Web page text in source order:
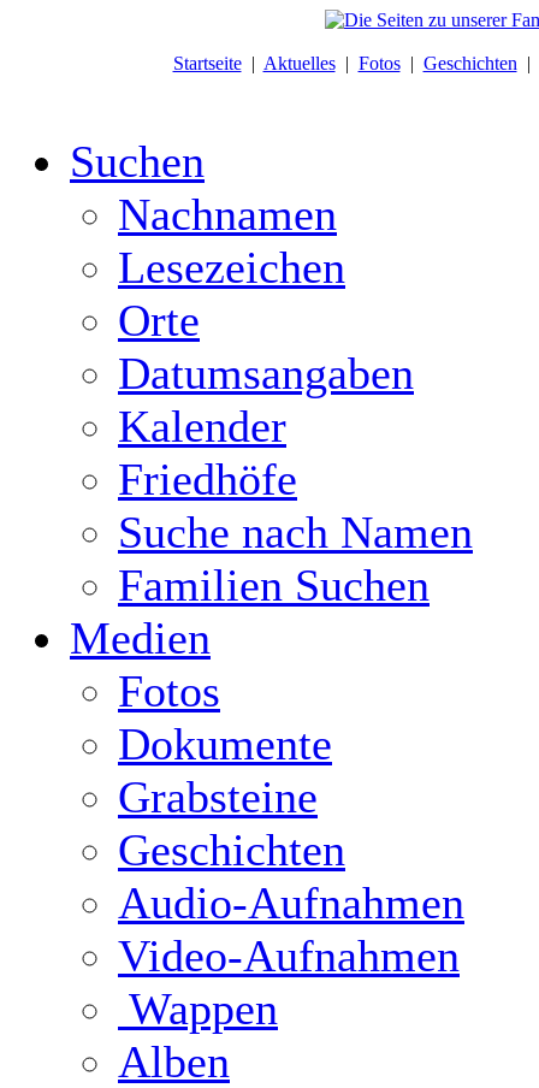
Startseite| Aktuelles| Fotos| Geschichten |
Suchen
Nachnamen
Lesezeichen
Orte
Datumsangaben
Kalender
Friedhöfe
Suche nach Namen
Familien Suchen
Medien
Fotos
Dokumente
Grabsteine
Geschichten
Audio-Aufnahmen
Video-Aufnahmen
Wappen
Alben